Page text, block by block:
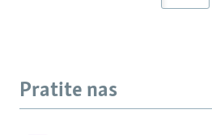
Pratite nas